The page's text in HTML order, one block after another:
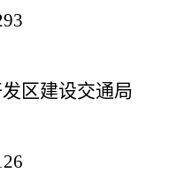
区建设交通局